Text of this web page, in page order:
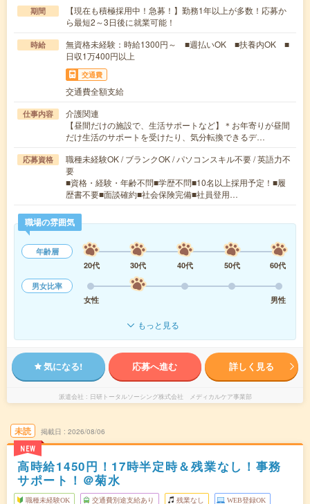
期間
【現在も積極採用中！急募！】勤務1年以上が多数！応募か
ら最短2～3日後に就業可能！
時給
無資格未経験：時給1300円～ ■週払いOK ■扶養内OK ■
日収1万400円以上
交通費
交通費全額支給
仕事内容
介護関連
【昼間だけの施設で、生活サポートなど】＊お年寄りが昼間
だけ生活のサポートを受けたり、気分転換できるデ…
応募資格
職種未経験OK / ブランクOK / パソコンスキル不要 / 英語力不
要
■資格・経験・年齢不問■学歴不問■10名以上採用予定！■履
歴書不要■面談確約■社会保険完備■社員登用…
職場の雰囲気
年齢層
20代
30代 40代 50代
60代
男女比率
女性
男性
もっと見る
気になる! 応募へ進む 詳しく見る
派遣会社 日研トータルソーシング株式会社 メディカルケア事業部
未読
NEW
掲載日 2026/08/06
高時給1450円！17時半定時＆残業なし！事務
サポート！＠菊水
職種未経験OK 交通費別途支給あり 残業なし WEB登録OK